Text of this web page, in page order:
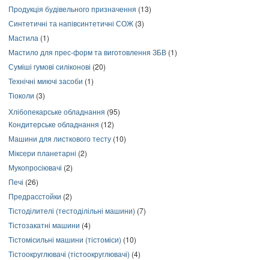
Продукція будівельного призначення (13)
Синтетичні та напівсинтетичні СОЖ (3)
Мастила (1)
Мастило для прес-форм та виготовлення ЗБВ (1)
Суміші гумові силіконові (20)
Технічні миючі засоби (1)
Тіоколи (3)
Хлібопекарське обладнання (95)
Кондитерське обладнання (12)
Машини для листкового тесту (10)
Міксери планетарні (2)
Мукопросіювачі (2)
Печі (26)
Предрасстойки (2)
Тістоділителі (тестоділільні машини) (7)
Тістозакатні машини (4)
Тістомісильні машини (тістоміси) (10)
Тістоокруглювачі (тістоокруглювачі) (4)